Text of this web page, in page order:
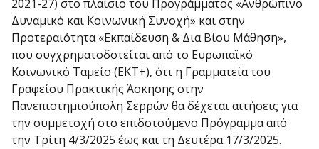
2021-27) στο πλαίσιο του Προγράμματος «Ανθρώπινο
Δυναμικό και Κοινωνική Συνοχή» και στην
Προτεραιότητα «Εκπαίδευση & Δια Βίου Μάθηση»,
που συγχρηματοδοτείται από το Ευρωπαϊκό
Κοινωνικό Ταμείο (ΕΚΤ+), ότι η Γραμματεία του
Γραφείου Πρακτικής Άσκησης στην
Πανεπιστημιούπολη Σερρών θα δέχεται αιτήσεις για
την συμμετοχή στο επιδοτούμενο Πρόγραμμα από
την Τρίτη 4/3/2025 έως και τη Δευτέρα 17/3/2025.